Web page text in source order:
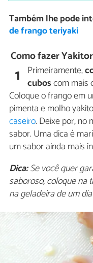
Também lhe pode
de frango teriyaki
Como fazer
1 Primeiramente,
cuboscom mais
Coloque o frango em
pimenta e molho
caseiro. Deixe por, no
sabor. Uma dica é
um sabor ainda mais
Dica:Se você quer
saboroso, coloque na
na geladeira de um